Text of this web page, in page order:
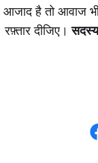
आजाद है तो आवाज
रफ़्तार दीजिए।